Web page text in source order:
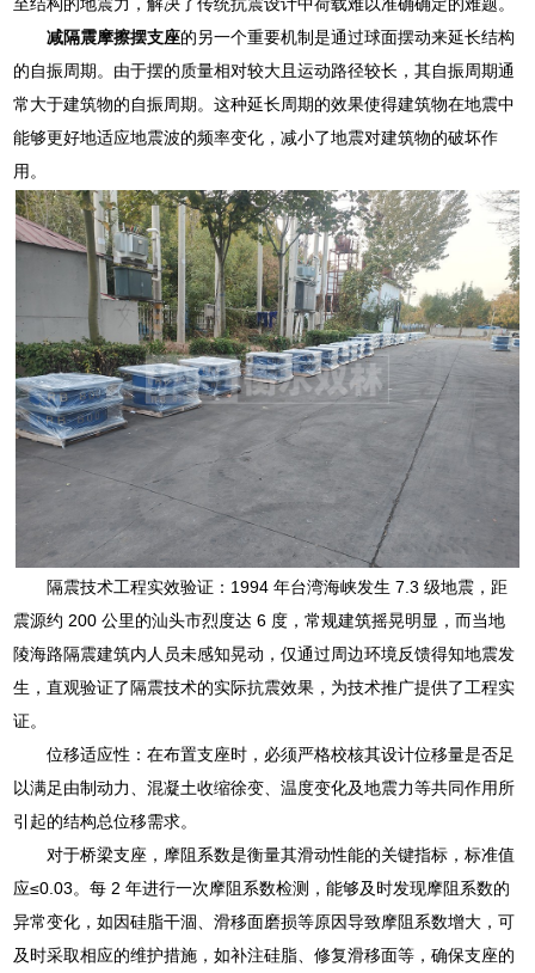
减隔震摩擦摆支座的另一个重要机制是通过球面摆动来延长结构
的自振周期。由于摆的质量相对较大且运动路径较长，其自振周期通
常大于建筑物的自振周期。这种延长周期的效果使得建筑物在地震中
能够更好地适应地震波的频率变化，减小了地震对建筑物的破坏作
用。
隔震技术工程实效验证：1994 年台湾海峡发生 7.3 级地震，距
震源约 200 公里的汕头市烈度达 6 度，常规建筑摇晃明显，而当地
陵海路隔震建筑内人员未感知晃动，仅通过周边环境反馈得知地震发
生，直观验证了隔震技术的实际抗震效果，为技术推广提供了工程实
证。
位移适应性：在布置支座时，必须严格校核其设计位移量是否足
以满足由制动力、混凝土收缩徐变、温度变化及地震力等共同作用所
引起的结构总位移需求。
对于桥梁支座，摩阻系数是衡量其滑动性能的关键指标，标准值
应≤0.03。每 2 年进行一次摩阻系数检测，能够及时发现摩阻系数的
异常变化，如因硅脂干涸、滑移面磨损等原因导致摩阻系数增大，可
及时采取相应的维护措施，如补注硅脂、修复滑移面等，确保支座的